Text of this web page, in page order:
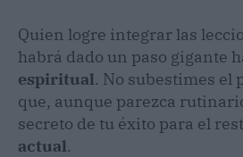
Quien logre integrar las
habrá dado un paso gigante
espiritual. No subestimes el
que, aunque parezca
secreto de tu éxito para el
actual.